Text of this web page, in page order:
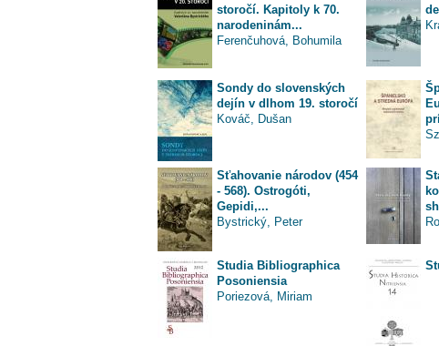
storočí. Kapitoly k 70.
narodeninám...
Ferenčuhová, Bohumila
Sondy do slovenských
dejín v dlhom 19. storočí
Kováč, Dušan
Sťahovanie národov (454
- 568). Ostrogóti,
Gepidi,...
Bystrický, Peter
Studia Bibliographica
Posoniensia
Poriezová, Miriam